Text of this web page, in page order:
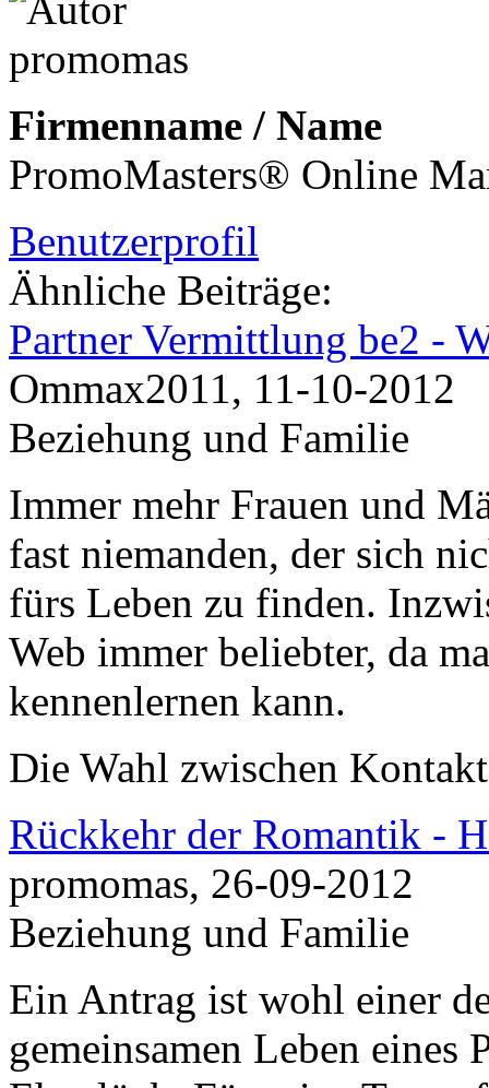
Firmenname / Name
PromoMasters® Online
Benutzerprofil
Ähnliche Beiträge:
Partner Vermittlung be2 -
Ommax2011, 11-10-2012
Beziehung und Familie
Immer mehr Frauen und
fast niemanden, der sich
fürs Leben zu finden.
Web immer beliebter, da
kennenlernen kann.
Die Wahl zwischen
Rückkehr der Romantik -
promomas, 26-09-2012
Beziehung und Familie
Ein Antrag ist wohl einer
gemeinsamen Leben eines